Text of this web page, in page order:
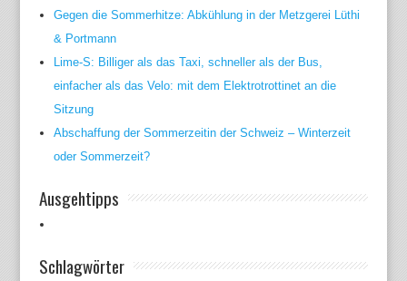
Gegen die Sommerhitze: Abkühlung in der Metzgerei Lüthi
& Portmann
Lime-S: Billiger als das Taxi, schneller als der Bus,
einfacher als das Velo: mit dem Elektrotrottinet an die
Sitzung
Abschaffung der Sommerzeitin der Schweiz – Winterzeit
oder Sommerzeit?
Ausgehtipps
Schlagwörter